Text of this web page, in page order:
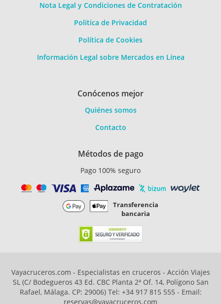
Nota Legal y Condiciones de Contratación
Política de Privacidad
Política de Cookies
Información Legal sobre Mercados en Línea
Conócenos mejor
Quiénes somos
Contacto
Métodos de pago
Pago 100% seguro
Transferencia
bancaria
Vayacruceros.com - Especialistas en cruceros - Acción Viajes
SL (C/ Bodegueros 43 Ed. CBC Planta 2ª Of. 14, Polígono San
Rafael, Málaga. CP: 29006) Tel: +34 917 815 555 - Email:
reservas@vayacruceros.com